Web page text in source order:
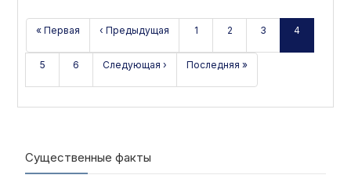
« Первая ‹ Предыдущая 1 2 3 4
5 6 Следующая › Последняя »
Существенные факты